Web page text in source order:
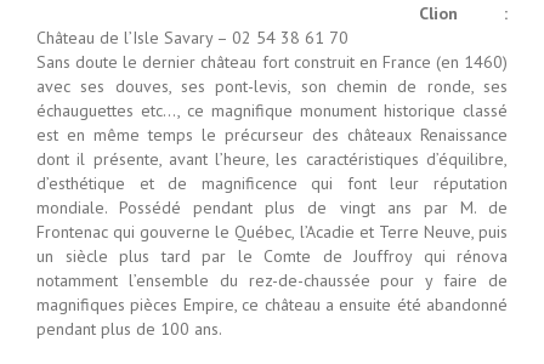
Clion :
Château de l’Isle Savary – 02 54 38 61 70
Sans doute le dernier château fort construit en France (en 1460)
avec ses douves, ses pont-levis, son chemin de ronde, ses
échauguettes etc…, ce magnifique monument historique classé
est en même temps le précurseur des châteaux Renaissance
dont il présente, avant l’heure, les caractéristiques d’équilibre,
d’esthétique et de magnificence qui font leur réputation
mondiale. Possédé pendant plus de vingt ans par M. de
Frontenac qui gouverne le Québec, l’Acadie et Terre Neuve, puis
un siècle plus tard par le Comte de Jouffroy qui rénova
notamment l’ensemble du rez-de-chaussée pour y faire de
magnifiques pièces Empire, ce château a ensuite été abandonné
pendant plus de 100 ans.